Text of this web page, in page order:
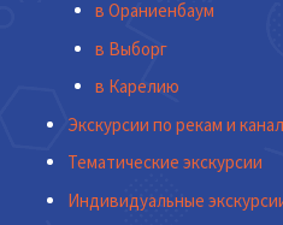
в Ораниенбаум
в Выборг
в Карелию
Экскурсии по рекам и
Тематические экскурсии
Индивидуальные